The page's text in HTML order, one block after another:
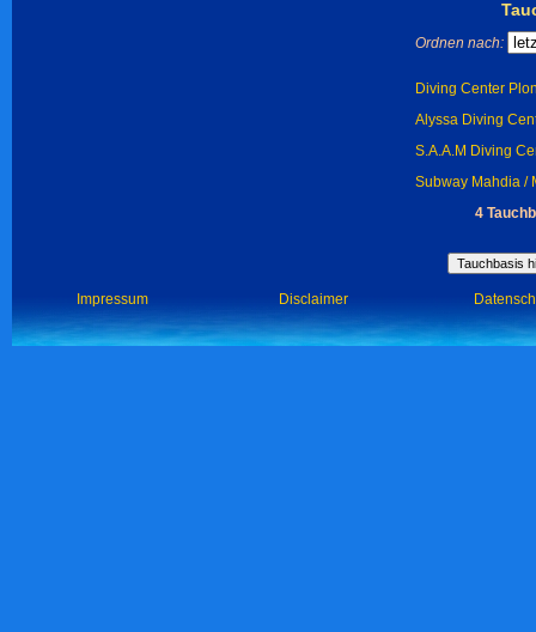
Ordnen nach:
Diving Center
Alyssa Diving
S.A.A.M Diving
Subway Mahdia /
4
Impressum Disclaimer